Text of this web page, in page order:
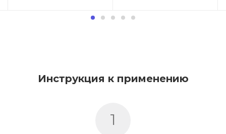
Инструкция к применению
1